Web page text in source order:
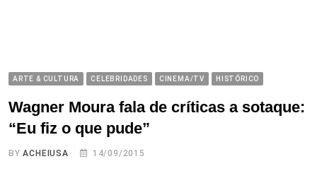
ARTE & CULTURA CELEBRIDADES CINEMA/TV HISTÓRICO
Wagner Moura fala de críticas a sotaque:
“Eu fiz o que pude”
BYACHEIUSA 14/09/2015